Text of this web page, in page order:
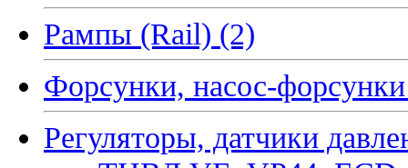
Рампы (Rail) (2)
Форсунки, насос-
Регуляторы, датчики